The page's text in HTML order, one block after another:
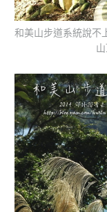
和美山步道系統說不